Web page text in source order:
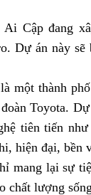
Cập đang
Dự án này
một thành
Toyota.
tiên tiến
hiện đại, bền
mang lại sự
chất lượng